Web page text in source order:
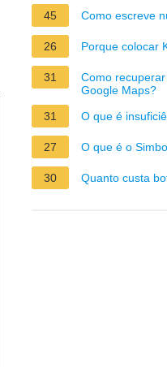
45 Como escreve
26 Porque colocar
31
Como
Google Maps?
31
O que é
27 O que é o
30 Quanto custa